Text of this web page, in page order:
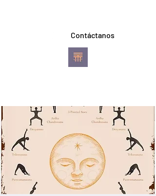
Contáctanos
Vinyasa Yoga